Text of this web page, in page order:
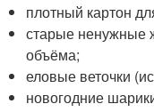
плотный картон
старые ненужные
объёма;
еловые веточки
новогодние